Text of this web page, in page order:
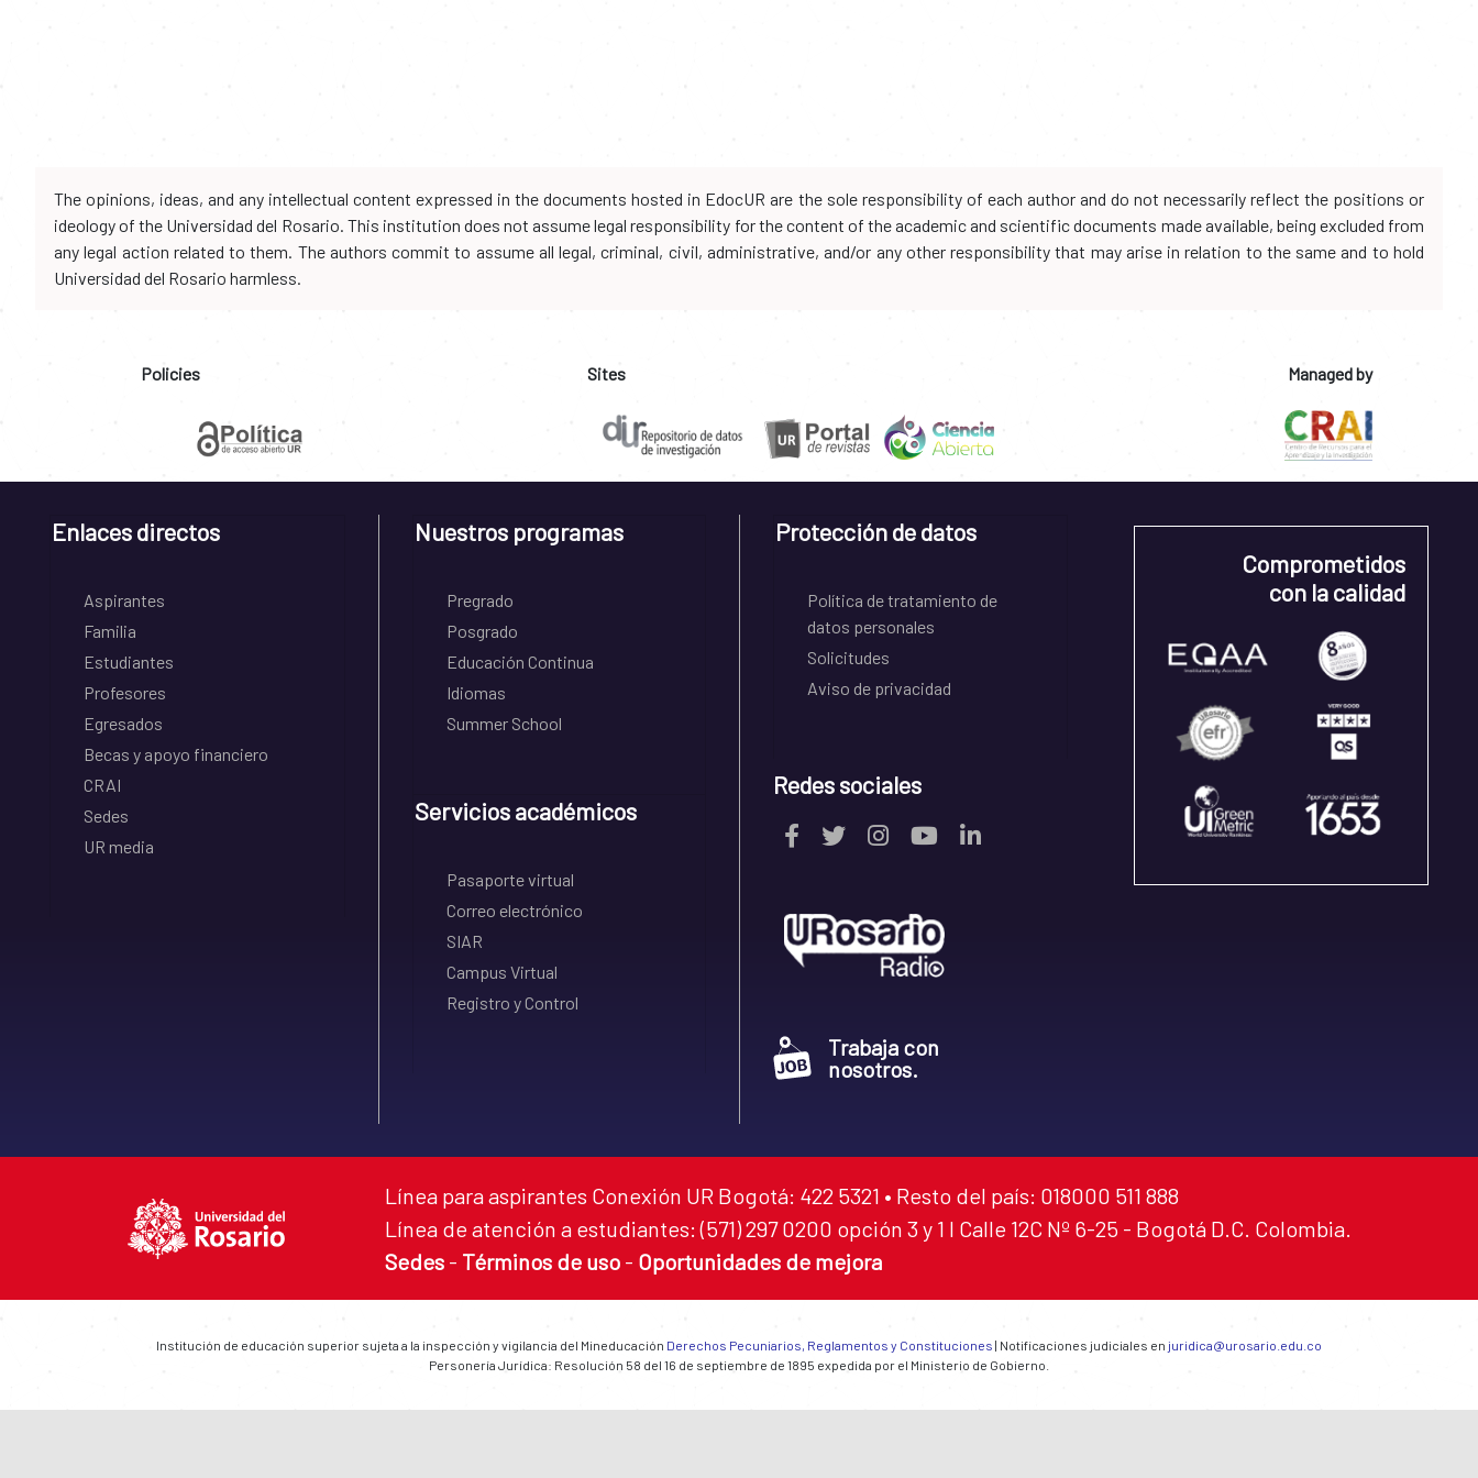
The opinions, ideas, and any intellectual content expressed in the documents hosted in EdocUR are the sole responsibility of each author and do not necessarily reflect the positions or
ideology of the Universidad del Rosario. This institution does not assume legal responsibility for the content of the academic and scientific documents made available, being excluded from
any legal action related to them. The authors commit to assume all legal, criminal, civil, administrative, and/or any other responsibility that may arise in relation to the same and to hold
Universidad del Rosario harmless.
Policies Sites Managed by
Enlaces directos
Aspirantes
Familia
Estudiantes
Profesores
Egresados
Becas y apoyo financiero
CRAI
Sedes
UR media
Nuestros programas
Pregrado
Posgrado
Educación Continua
Idiomas
Summer School
Servicios académicos
Pasaporte virtual
Correo electrónico
SIAR
Campus Virtual
Registro y Control
Protección de datos
Política de tratamiento de
datos personales
Solicitudes
Aviso de privacidad
Redes sociales
Trabaja con
nosotros.
Comprometidos
con la calidad
Línea para aspirantes Conexión UR Bogotá: 422 5321 • Resto del país: 018000 511 888
Línea de atención a estudiantes: (571) 297 0200 opción 3 y 1 I Calle 12C Nº 6-25 - Bogotá D.C. Colombia.
Sedes - Términos de uso - Oportunidades de mejora
Institución de educación superior sujeta a la inspección y vigilancia del Mineducación Derechos Pecuniarios, Reglamentos y Constituciones | Notificaciones judiciales en juridica@urosario.edu.co
Personería Jurídica: Resolución 58 del 16 de septiembre de 1895 expedida por el Ministerio de Gobierno.